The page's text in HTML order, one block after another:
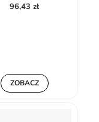
96,43 zł
ZOBACZ